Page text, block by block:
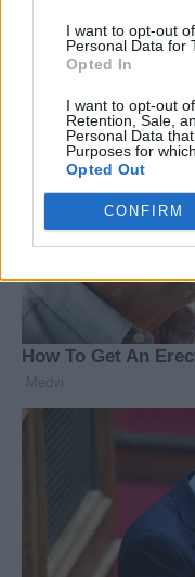
I want to opt-out
Personal Data for
Opted In
I want to opt-out
Retention, Sale,
Personal Data
Purposes for
Opted Out
CONFIRM